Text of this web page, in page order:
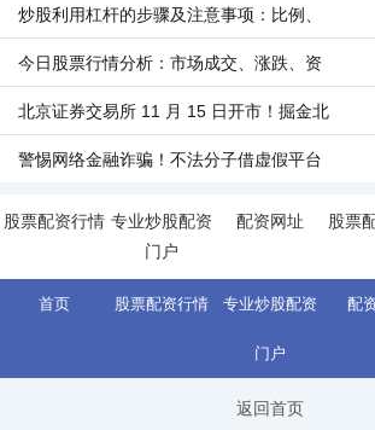
炒股利用杠杆的步骤及注意事项：比例、
今日股票行情分析：市场成交、涨跌、资
北京证券交易所 11 月 15 日开市！掘金北
警惕网络金融诈骗！不法分子借虚假平台
股票配资行情 专业炒股配资
门户
配资网址 股票
首页 股票配资行情 专业炒股配资
门户
配
返回首页